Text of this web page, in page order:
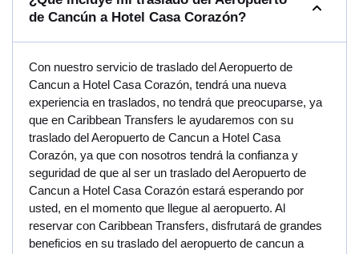
de Cancún a Hotel Casa Corazón?
Con nuestro servicio de traslado del Aeropuerto de
Cancun a Hotel Casa Corazón, tendrá una nueva
experiencia en traslados, no tendrá que preocuparse, ya
que en Caribbean Transfers le ayudaremos con su
traslado del Aeropuerto de Cancun a Hotel Casa
Corazón, ya que con nosotros tendrá la confianza y
seguridad de que al ser un traslado del Aeropuerto de
Cancun a Hotel Casa Corazón estará esperando por
usted, en el momento que llegue al aeropuerto. Al
reservar con Caribbean Transfers, disfrutará de grandes
beneficios en su traslado del aeropuerto de cancun a